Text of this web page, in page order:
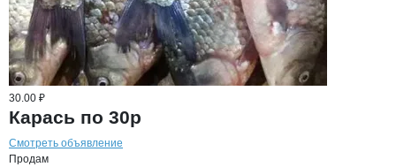
30.00 ₽
Карась по 30р
Смотреть объявление
Продам